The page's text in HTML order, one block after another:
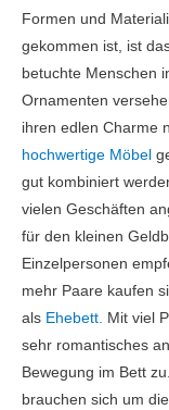
Formen und
gekommen ist, ist
betuchte Menschen
Ornamenten
ihren edlen Charme
hochwertige Möbel
gut kombiniert
vielen Geschäften
für den kleinen
Einzelpersonen
mehr Paare kaufen
als Ehebett. Mit viel
sehr romantisches
Bewegung im Bett
brauchen sich um